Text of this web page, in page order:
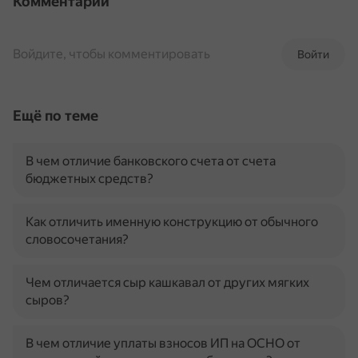
Войти
Войдите, чтобы комментировать
Ещё по теме
В чем отличие банковского счета от счета
бюджетных средств?
Как отличить именную конструкцию от обычного
словосочетания?
Чем отличается сыр кашкавал от других мягких
сыров?
В чем отличие уплаты взносов ИП на ОСНО от